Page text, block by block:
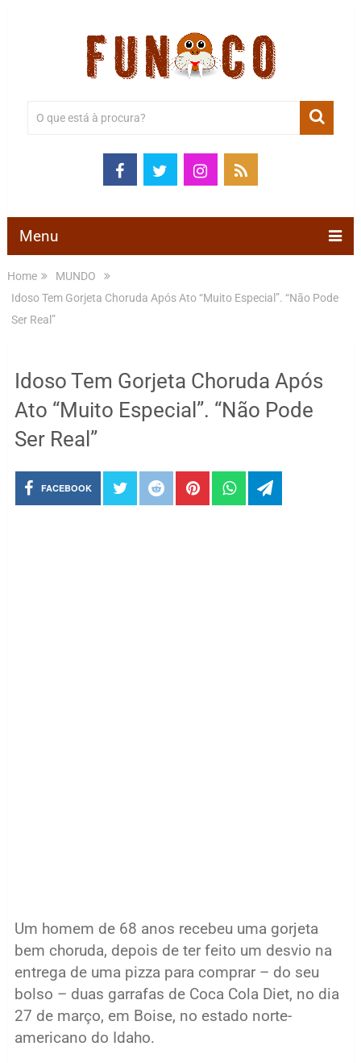
Menu
Home
MUNDO
Idoso Tem Gorjeta Choruda Após Ato “Muito Especial”. “Não Pode
Ser Real”
Idoso Tem Gorjeta Choruda Após
Ato “Muito Especial”. “Não Pode
Ser Real”
FACEBOOK
Um homem de 68 anos recebeu uma gorjeta
bem choruda, depois de ter feito um desvio na
entrega de uma pizza para comprar – do seu
bolso – duas garrafas de Coca Cola Diet, no dia
27 de março, em Boise, no estado norte-
americano do Idaho.